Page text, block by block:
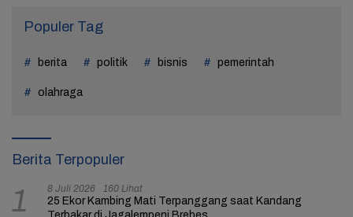
Populer Tag
berita politik bisnis pemerintah
olahraga
Berita Terpopuler
1 8 Juli 2026 160 Lihat
25 Ekor Kambing Mati Terpanggang saat Kandang